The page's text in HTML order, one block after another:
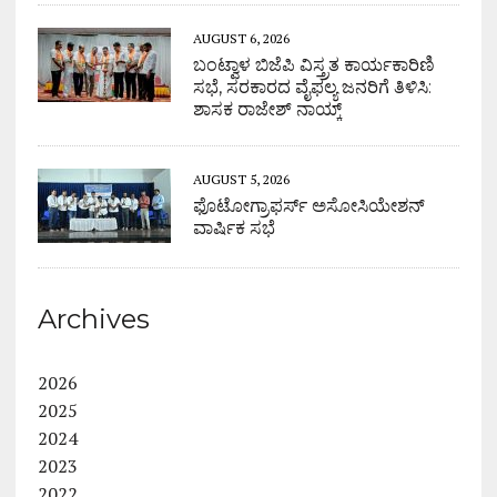
AUGUST 6, 2026
ಬಂಟ್ವಾಳ ಬಿಜೆಪಿ ವಿಸ್ತ್ರತ ಕಾರ್ಯಕಾರಿಣಿ
ಸಭೆ, ಸರಕಾರದ ವೈಫಲ್ಯ ಜನರಿಗೆ ತಿಳಿಸಿ:
ಶಾಸಕ ರಾಜೇಶ್ ನಾಯ್ಕ್
AUGUST 5, 2026
ಫೊಟೋಗ್ರಾಫರ್ಸ್ ಅಸೋಸಿಯೇಶನ್
ವಾರ್ಷಿಕ ಸಭೆ
Archives
2026
2025
2024
2023